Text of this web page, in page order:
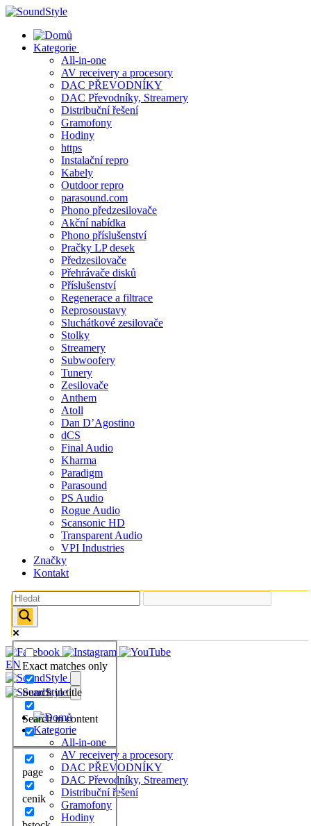
Skip
content
Kategorie
All-in-one
AV receivery a procesory
DAC PŘEVODNÍKY
DAC Převodníky, Streamery
Distribuční řešení
Gramofony
Hodiny
https
Instalační repro
Kabely
Outdoor repro
parasound.com
Phono předzesilovače
Akční nabídka
Phono příslušenství
Pračky LP desek
Předzesilovače
Přehrávače disků
Příslušenství
Regenerace a filtrace
Reprosoustavy
Sluchátkové zesilovače
Stolky
Streamery
Subwoofery
Tunery
Zesilovače
Anthem
Atoll
Dan D’Agostino
dCS
Final Audio
Kharma
Paradigm
Parasound
PS Audio
Rogue Audio
Scansonic HD
Transparent Audio
VPI Industries
Značky
Kontakt
Exact matches only
Search in title
Search in content
page
cenik
EN
Kategorie
All-in-one
AV receivery a procesory
DAC PŘEVODNÍKY
DAC Převodníky, Streamery
Distribuční řešení
Gramofony
Hodiny